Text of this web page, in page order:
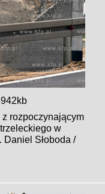
rozpoczynającym
w
Daniel Słoboda /